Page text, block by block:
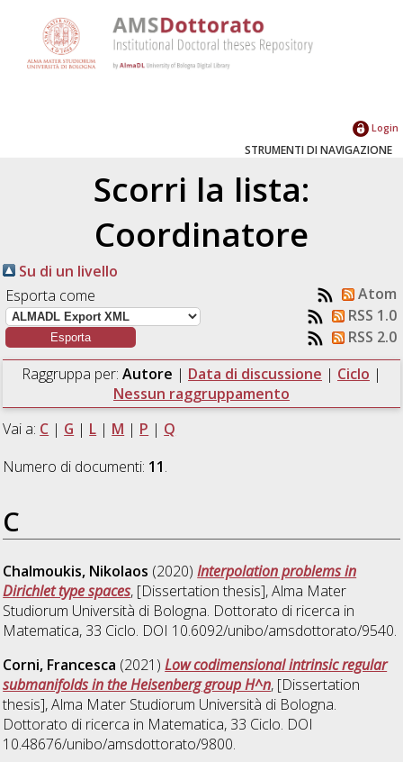
Login
STRUMENTI DI NAVIGAZIONE
Scorri la lista:
Coordinatore
Su di un livello
Esporta come
Atom
RSS 1.0
RSS 2.0
Raggruppa per: Autore | Data di discussione | Ciclo |
Nessun raggruppamento
Vai a: C | G | L | M | P | Q
Numero di documenti: 11.
C
Chalmoukis, Nikolaos (2020)Interpolation problems in
Dirichlet type spaces, [Dissertation thesis], Alma Mater
Studiorum Università di Bologna. Dottorato di ricerca in
Matematica, 33 Ciclo. DOI 10.6092/unibo/amsdottorato/9540.
Corni, Francesca (2021)Low codimensional intrinsic regular
submanifolds in the Heisenberg group H^n, [Dissertation
thesis], Alma Mater Studiorum Università di Bologna.
Dottorato di ricerca in Matematica, 33 Ciclo. DOI
10.48676/unibo/amsdottorato/9800.